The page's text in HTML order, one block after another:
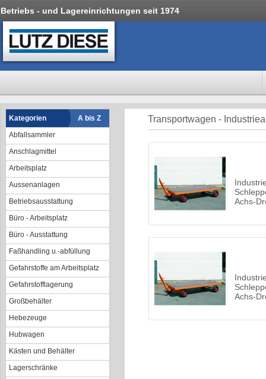
Betriebs - und Lagereinrichtungen seit 1974
Kategorien
A bis Z
Abfallsammler
Anschlagmittel
Arbeitsplatz
Aussenanlagen
Betriebsausstattung
Büro - Arbeitsplatz
Büro - Ausstattung
Faßhandling u.-abfüllung
Gefahrstoffe am Arbeitsplatz
Gefahrstofflagerung
Großbehälter
Hebezeuge
Hubwagen
Kästen und Behälter
Lagerschränke
Transportwagen -
Achs-
Achs-